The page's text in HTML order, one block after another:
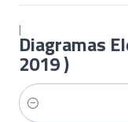
|
Diagramas
2019 )
Cantidad